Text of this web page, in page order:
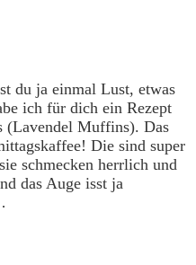
du ja einmal Lust, etwas
ich für dich ein Rezept
(Lavendel Muffins). Das
Die sind super
schmecken herrlich und
das Auge isst ja